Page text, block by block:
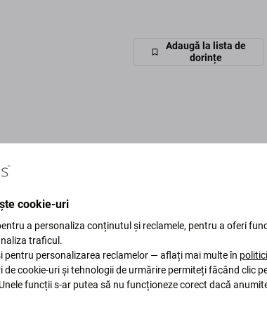
Adaugă la lista de
dorințe
cookie-uri
a personaliza conținutul și reclamele, pentru a oferi
traficul.
pentru personalizarea reclamelor — aflați mai multe în
de cookie-uri și tehnologii de urmărire permiteți făcând clic
funcții s-ar putea să nu funcționeze corect dacă